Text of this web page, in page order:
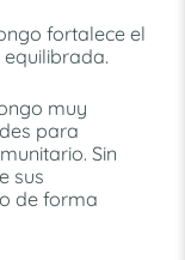
fortalece el
muy
para
Sin
sus
de forma